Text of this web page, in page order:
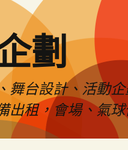
劃
舞台設計、活動
出租，會場、氣